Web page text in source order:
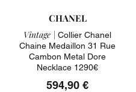
CHANEL
Vintage | Collier Chanel
Chaine Medaillon 31 Rue
Cambon Metal Dore
Necklace 1290€
594,90 €